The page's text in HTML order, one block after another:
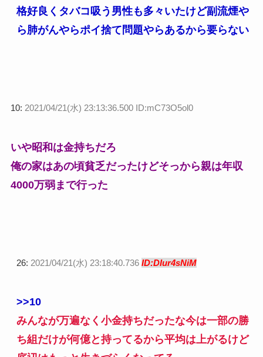
格好良くタバコ吸う男性も多々いたけど副流煙や
ら肺がんやらポイ捨て問題やらあるから要らない
10: 2021/04/21(水) 23:13:36.500 ID:mC73O5ol0
いや昭和は金持ちだろ
俺の家はあの頃貧乏だったけどそっから親は年収
4000万弱まで行った
26: 2021/04/21(水) 23:18:40.736 ID:DIur4sNiM
>>10
みんなが万遍なく小金持ちだったな今は一部の勝
ち組だけが何億と持ってるから平均は上がるけど